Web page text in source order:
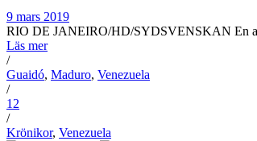
9 mars 2019
RIO DE JANEIRO/HD/SYDSVENSKAN En av
Läs mer
/
Guaidó, Maduro, Venezuela
/
12
/
Krönikor, Venezuela